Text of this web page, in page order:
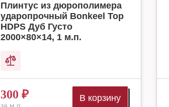
Плинтус из дюрополимера
ударопрочный Bonkeel Top
HDPS Дуб Густо
2000×80×14, 1 м.п.
300 ₽ В корзину